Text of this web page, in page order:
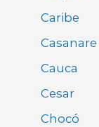
Caribe
Casanare
Cauca
Cesar
Chocó